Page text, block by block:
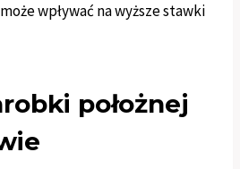
wpływać na wyższe stawki
położnej